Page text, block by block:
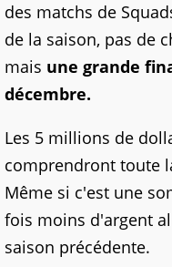
des matchs de
de la saison, pas de
mais une grande
décembre.
Les 5 millions de
comprendront toute
Même si c'est une
fois moins d'argent
saison précédente.